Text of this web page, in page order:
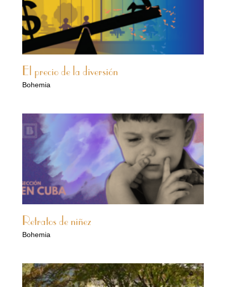
El precio de la diversión
Bohemia
Retratos de niñez
Bohemia